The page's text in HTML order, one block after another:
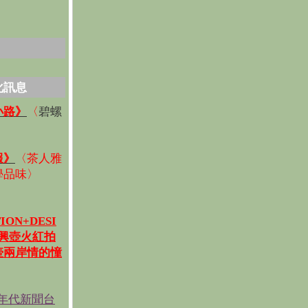
訊息
》 〈碧螺
〈茶人雅
味〉
壺火紅拍
岸情的憧
代新聞台